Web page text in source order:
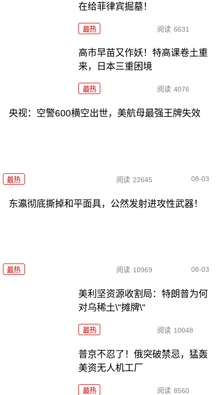
在给菲律宾掘墓！
最热 阅读 6631
高市早苗又作妖！特高课卷土重
来，日本三重困境
最热 阅读 4076
央视：空警600横空出世，美航母最强王牌失效
最热 阅读 22645 08-03
东瀛彻底撕掉和平面具，公然发射进攻性武器！
最热 阅读 10969 08-03
美利坚资源收割局：特朗普为何
对乌稀土\"摊牌\"
最热 阅读 10048
普京不忍了！俄突破禁忌，猛轰
美资无人机工厂
最热 阅读 8560